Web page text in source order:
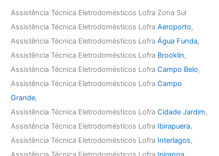
Assistência Técnica Eletrodomésticos Lofra Zona Sul
Assistência Técnica Eletrodomésticos LofraAeroporto,
Assistência Técnica Eletrodomésticos LofraÁgua Funda,
Assistência Técnica Eletrodomésticos Lofra Brooklin,
Assistência Técnica Eletrodomésticos LofraCampo Belo,
Assistência Técnica Eletrodomésticos LofraCampo
Grande,
Assistência Técnica Eletrodomésticos LofraCidade Jardim,
Assistência Técnica Eletrodomésticos Lofra Ibirapuera,
Assistência Técnica Eletrodomésticos Lofra Interlagos,